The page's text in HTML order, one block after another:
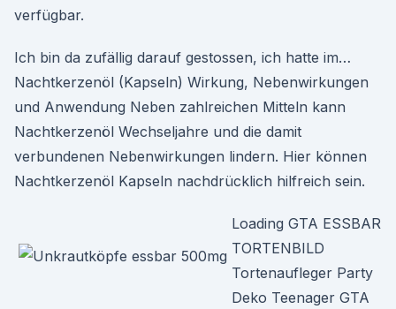
verfügbar.
Ich bin da zufällig darauf gestossen, ich hatte im…
Nachtkerzenöl (Kapseln) Wirkung, Nebenwirkungen
und Anwendung Neben zahlreichen Mitteln kann
Nachtkerzenöl Wechseljahre und die damit
verbundenen Nebenwirkungen lindern. Hier können
Nachtkerzenöl Kapseln nachdrücklich hilfreich sein.
Loading GTA ESSBAR
TORTENBILD
Tortenaufleger Party
Deko Teenager GTA